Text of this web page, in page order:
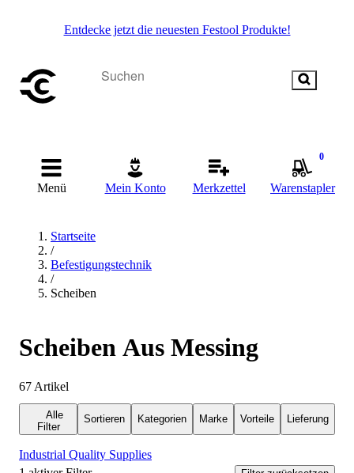
Entdecke jetzt die neuesten Festool Produkte!
Menü Mein Konto Merkzettel
0
Warenstapler
Startseite
/
Befestigungstechnik
/
Scheiben
Scheiben Aus Messing
67 Artikel
Alle
Filter
Sortieren Kategorien Marke Vorteile Lieferung
Industrial Quality Supplies